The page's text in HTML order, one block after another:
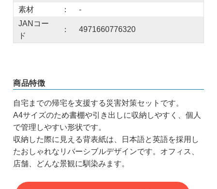
素材 ：
-
JANコー
ド
： 4971660776320
商品特徴
自宅までの帰宅を支援する災害対策セットです。
A4サイズのため書棚や引き出しに収納しやすく、個人
で管理しやすい形状です。
収納した際に見える背表紙は、日本語と英語を採用し
たおしゃれなリバーシブルデザインです。オフィス、
店舗、どんな景観に馴染みます。